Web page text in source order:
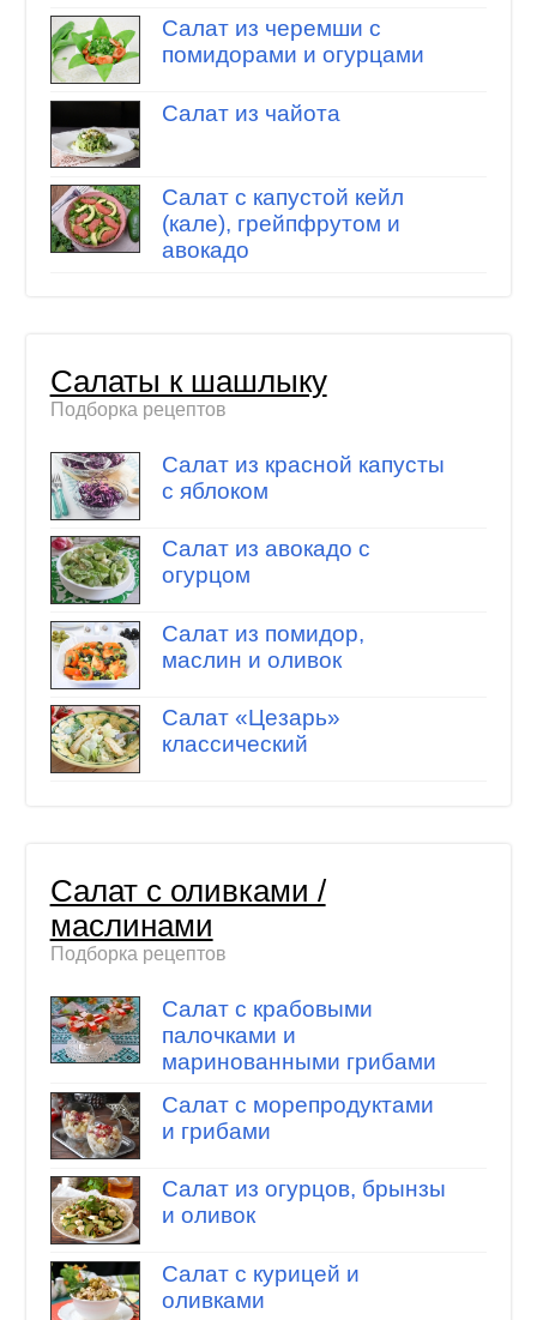
Салат из черемши с
помидорами и огурцами
Салат из чайота
Салат с капустой кейл
(кале), грейпфрутом и
авокадо
Салаты к шашлыку
Подборка рецептов
Салат из красной капусты
с яблоком
Салат из авокадо с
огурцом
Салат из помидор,
маслин и оливок
Салат «Цезарь»
классический
Салат с оливками /
маслинами
Подборка рецептов
Салат с крабовыми
палочками и
маринованными грибами
Салат с морепродуктами
и грибами
Салат из огурцов, брынзы
и оливок
Салат с курицей и
оливками